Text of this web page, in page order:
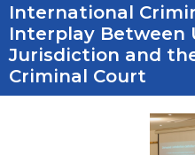
International
Interplay Between
Jurisdiction and
Criminal Court